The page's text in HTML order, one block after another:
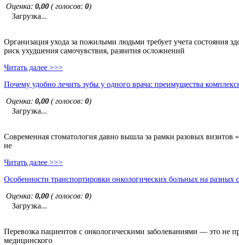
Оценка: 0,00 ( голосов: 0)
Загрузка...
Организация ухода за пожилыми людьми требует учета состояния
риск ухудшения самочувствия, развития осложнений
Читать далее >>>
Почему удобно лечить зубы у одного врача: преимущества
Оценка: 0,00 ( голосов: 0)
Загрузка...
Современная стоматология давно вышла за рамки разовых
не
Читать далее >>>
Особенности транспортировки онкологических больных на разных
Оценка: 0,00 ( голосов: 0)
Загрузка...
Перевозка пациентов с онкологическими заболеваниями — это не
медицинского